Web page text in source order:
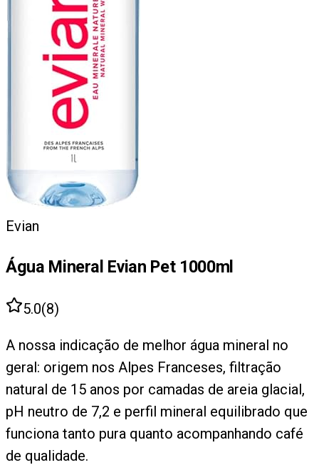
Evian
Água Mineral Evian Pet 1000ml
5.0(8)
A nossa indicação de melhor água mineral no
geral: origem nos Alpes Franceses, filtração
natural de 15 anos por camadas de areia glacial,
pH neutro de 7,2 e perfil mineral equilibrado que
funciona tanto pura quanto acompanhando café
de qualidade.